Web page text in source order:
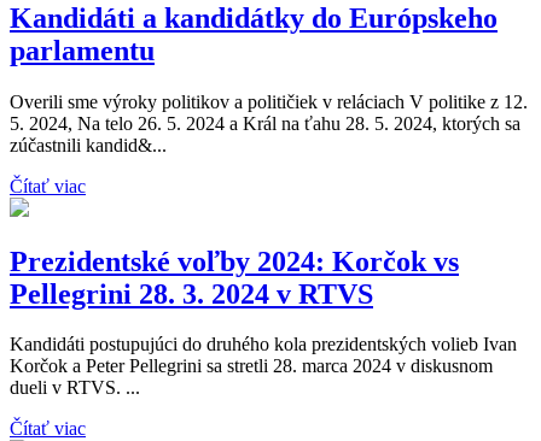
Kandidáti a kandidátky do Európskeho
parlamentu
Overili sme výroky politikov a političiek v reláciach V politike z 12.
5. 2024, Na telo 26. 5. 2024 a Král na ťahu 28. 5. 2024, ktorých sa
zúčastnili kandid&...
Čítať viac
Prezidentské voľby 2024: Korčok vs
Pellegrini 28. 3. 2024 v RTVS
Kandidáti postupujúci do druhého kola prezidentských volieb Ivan
Korčok a Peter Pellegrini sa stretli 28. marca 2024 v diskusnom
dueli v RTVS. ...
Čítať viac